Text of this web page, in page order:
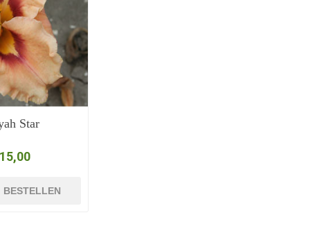
Star
BESTELLEN